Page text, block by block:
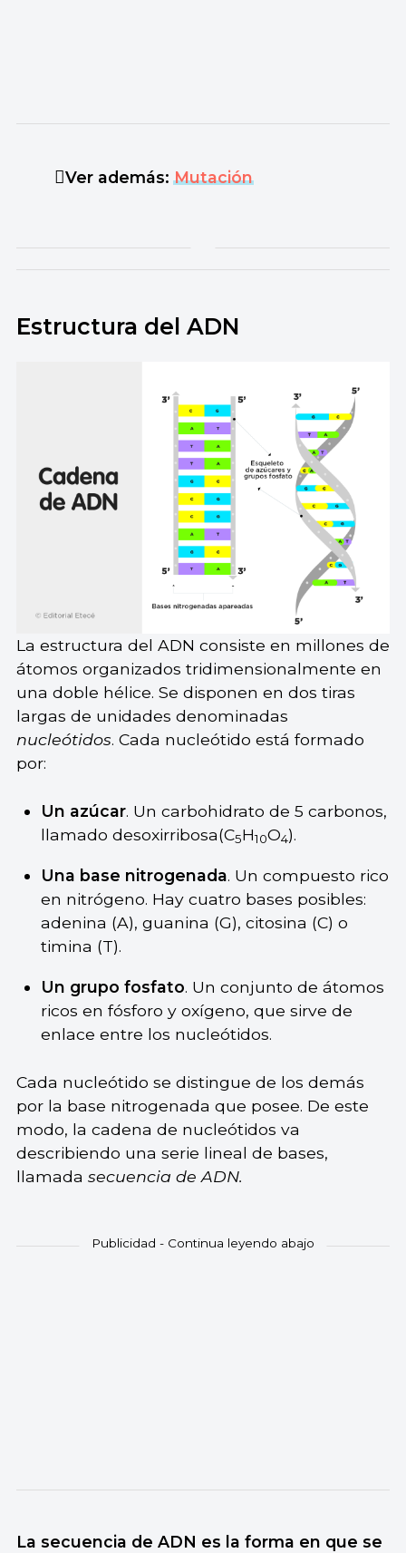
Ver además:Mutación
Estructura del ADN
La estructura del ADN consiste en millones de
átomos organizados tridimensionalmente en
una doble hélice. Se disponen en dos tiras
largas de unidades denominadas
nucleótidos. Cada nucleótido está formado
por:
Un azúcar. Un carbohidrato de 5 carbonos,
llamado desoxirribosa(C5H10O4).
Una base nitrogenada. Un compuesto rico
en nitrógeno. Hay cuatro bases posibles:
adenina (A), guanina (G), citosina (C) o
timina (T).
Un grupo fosfato. Un conjunto de átomos
ricos en fósforo y oxígeno, que sirve de
enlace entre los nucleótidos.
Cada nucleótido se distingue de los demás
por la base nitrogenada que posee. De este
modo, la cadena de nucleótidos va
describiendo una serie lineal de bases,
llamada secuencia de ADN.
La secuencia de ADN es la forma en que se